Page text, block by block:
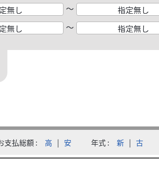
bản...
（税込）
xe bằng tiếng Việt tại Chi tiết c&aac...
無し ～ 指定無し
無し ～ 指定無し
支払総額 高 | 安 年式 新 | 古